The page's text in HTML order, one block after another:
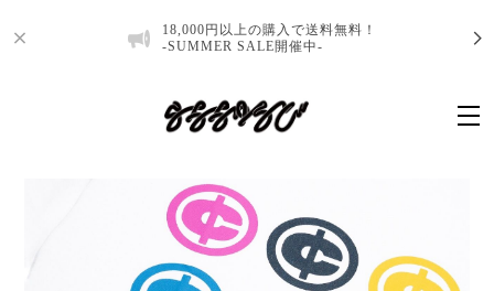
18,000円以上の購入で送料無料！
-SUMMER SALE開催中-